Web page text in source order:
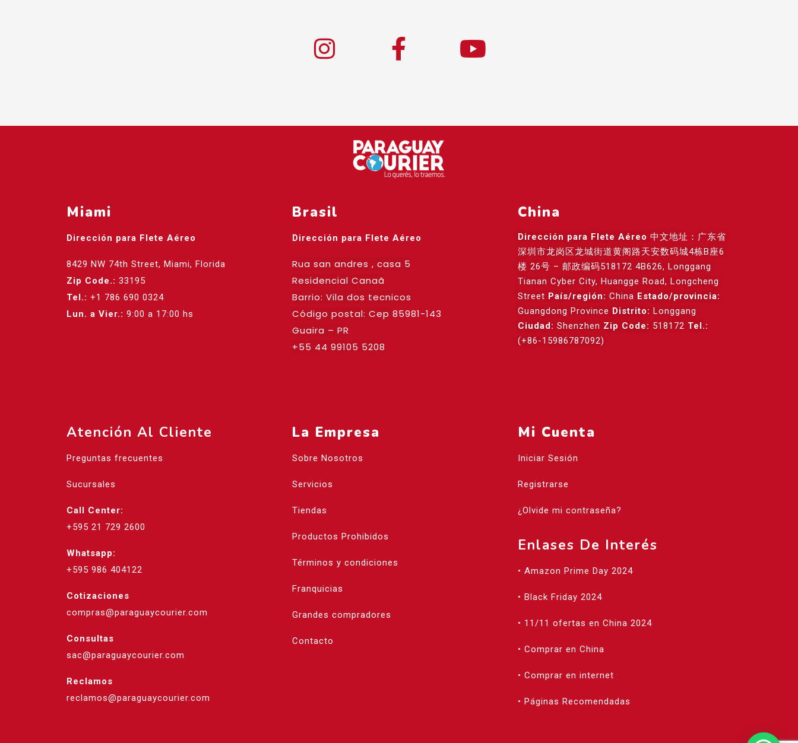
Miami
Dirección para Flete Aéreo
8429 NW 74th Street, Miami, Florida
Zip Code.: 33195
Tel.: +1 786 690 0324
Lun. a Vier.: 9:00 a 17:00 hs
Brasil
Dirección para Flete Aéreo
Rua san andres , casa 5
Residencial Canaã
Barrio: Vila dos tecnicos
Código postal: Cep 85981-143
Guaira – PR
+55 44 99105 5208
China
Dirección para Flete Aéreo 中文地址：广东省
深圳市龙岗区龙城街道黄阁路天安数码城4栋B座6
楼 26号 – 邮政编码518172 4B626, Longgang
Tianan Cyber City, Huangge Road, Longcheng
Street País/región: China Estado/provincia:
Guangdong Province Distrito: Longgang
Ciudad: Shenzhen Zip Code: 518172 Tel.:
(+86-15986787092)
Atención Al Cliente
Preguntas frecuentes
Sucursales
Call Center:
+595 21 729 2600
Whatsapp:
+595 986 404122
Cotizaciones
compras@paraguaycourier.com
Consultas
sac@paraguaycourier.com
Reclamos
reclamos@paraguaycourier.com
La Empresa
Sobre Nosotros
Servicios
Tiendas
Productos Prohibidos
Términos y condiciones
Franquicias
Grandes compradores
Contacto
Mi Cuenta
Iniciar Sesión
Registrarse
¿Olvide mi contraseña?
Enlases De Interés
• Amazon Prime Day 2024
• Black Friday 2024
• 11/11 ofertas en China 2024
• Comprar en China
• Comprar en internet
• Páginas Recomendadas